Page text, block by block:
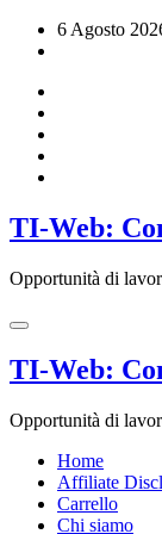
6 Agosto
TI-Web:
Opportunità di
TI-Web:
Opportunità di
Home
Affiliate
Carrello
Chi siamo